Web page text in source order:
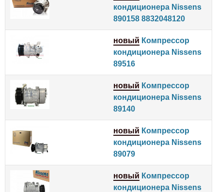
кондиционера Nissens
890158 8832048120
новый Компрессор
кондиционера Nissens
89516
новый Компрессор
кондиционера Nissens
89140
новый Компрессор
кондиционера Nissens
89079
новый Компрессор
кондиционера Nissens